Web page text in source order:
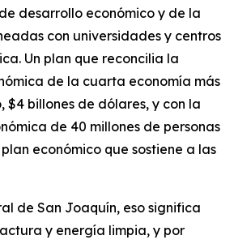
desarrollo económico y de la
con universidades y centros
Un plan que reconcilia la
de la cuarta economía más
$4 billones de dólares, y con la
de 40 millones de personas
económico que sostiene a las
de San Joaquín, eso significa
y energía limpia, y por